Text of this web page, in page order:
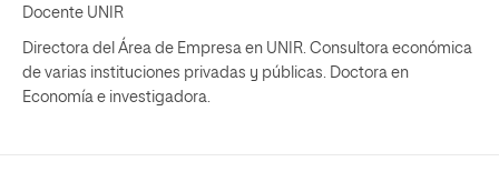
Docente UNIR
Directora del Área de Empresa en UNIR. Consultora económica
de varias instituciones privadas y públicas. Doctora en
Economía e investigadora.